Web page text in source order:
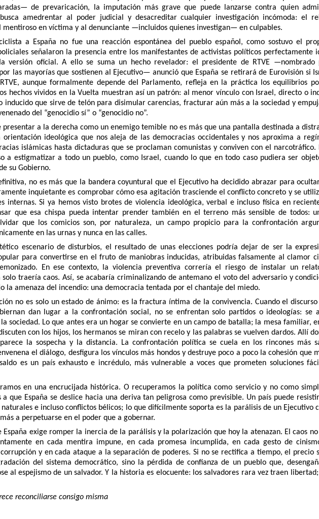
de prevaricación, la imputación más grave que puede lanzarse contra quien
amedrentar al poder judicial y desacreditar cualquier investigación incómoda: el
mentiroso en víctima y al denunciante —incluidos quienes investigan— en culpables.
a España no fue una reacción espontánea del pueblo español, como sostuvo el
señalaron la presencia entre los manifestantes de activistas políticos perfectamente
versión oficial. A ello se suma un hecho revelador: el presidente de RTVE —nombrado
las mayorías que sostienen al Ejecutivo— anunció que España se retirará de Eurovisión si
aunque formalmente depende del Parlamento, refleja en la práctica los equilibrios
hechos vividos en la Vuelta muestran así un patrón: al menor vínculo con Israel, directo o
inducido que sirve de telón para disimular carencias, fracturar aún más a la sociedad y
del “genocidio sí” o “genocidio no”.
presentar a la derecha como un enemigo temible no es más que una pantalla destinada a
orientación ideológica que nos aleja de las democracias occidentales y nos aproxima a
islámicas hasta dictaduras que se proclaman comunistas y conviven con el narcotráfico.
a estigmatizar a todo un pueblo, como Israel, cuando lo que en todo caso pudiera ser
su Gobierno.
no es más que la bandera coyuntural que el Ejecutivo ha decidido abrazar para
inquietante es comprobar cómo esa agitación trasciende el conflicto concreto y se
internas. Si ya hemos visto brotes de violencia ideológica, verbal e incluso física en
que esa chispa pueda intentar prender también en el terreno más sensible de todos:
que los comicios son, por naturaleza, un campo propicio para la confrontación
en las urnas y nunca en las calles.
escenario de disturbios, el resultado de unas elecciones podría dejar de ser la
para convertirse en el fruto de maniobras inducidas, atribuidas falsamente al clamor
En ese contexto, la violencia preventiva correría el riesgo de instalar un
traería caos. Así, se acabaría criminalizando de antemano el voto del adversario y
la amenaza del incendio: una democracia tentada por el chantaje del miedo.
no es solo un estado de ánimo: es la fractura íntima de la convivencia. Cuando el
dan lugar a la confrontación social, no se enfrentan solo partidos o ideologías: se
sociedad. Lo que antes era un hogar se convierte en un campo de batalla; la mesa familiar,
con los hijos, los hermanos se miran con recelo y las palabras se vuelven dardos. Allí
la sospecha y la distancia. La confrontación política se cuela en los rincones más
el diálogo, desfigura los vínculos más hondos y destruye poco a poco la cohesión que
es un país exhausto e incrédulo, más vulnerable a voces que prometen soluciones
en una encrucijada histórica. O recuperamos la política como servicio y no como
a que España se deslice hacia una deriva tan peligrosa como previsible. Un país puede
e incluso conflictos bélicos; lo que difícilmente soporta es la parálisis de un Ejecutivo
a perpetuarse en el poder que a gobernar.
España exige romper la inercia de la parálisis y la polarización que hoy la atenazan. El caos
en cada mentira impune, en cada promesa incumplida, en cada gesto de
y en cada ataque a la separación de poderes. Si no se rectifica a tiempo, el precio
del sistema democrático, sino la pérdida de confianza de un pueblo que,
al espejismo de un salvador. Y la historia es elocuente: los salvadores rara vez traen
reconciliarse consigo misma